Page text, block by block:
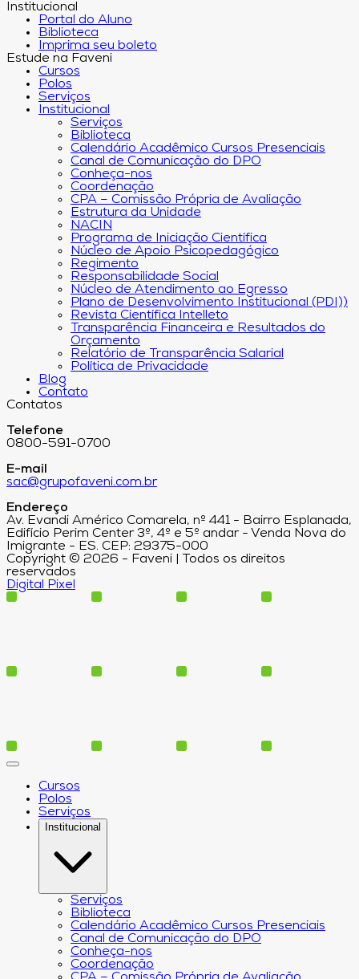
Institucional
Portal do Aluno
Biblioteca
Imprima seu boleto
Estude na Faveni
Cursos
Polos
Serviços
Institucional
Serviços
Biblioteca
Calendário Acadêmico Cursos Presenciais
Canal de Comunicação do DPO
Conheça-nos
Coordenação
CPA – Comissão Própria de Avaliação
Estrutura da Unidade
NACIN
Programa de Iniciação Científica
Núcleo de Apoio Psicopedagógico
Regimento
Responsabilidade Social
Núcleo de Atendimento ao Egresso
Plano de Desenvolvimento Institucional (PDI))
Revista Científica Intelleto
Transparência Financeira e Resultados do
Orçamento
Relatório de Transparência Salarial
Política de Privacidade
Blog
Contato
Contatos
Telefone
0800-591-0700
E-mail
sac@grupofaveni.com.br
Endereço
Av. Evandi Américo Comarela, nº 441 - Bairro Esplanada,
Edifício Perim Center 3º, 4º e 5º andar - Venda Nova do
Imigrante - ES. CEP: 29375-000
Copyright © 2026 - Faveni | Todos os direitos
reservados
Digital Pixel
Cursos
Polos
Serviços
Institucional
Serviços
Biblioteca
Calendário Acadêmico Cursos Presenciais
Canal de Comunicação do DPO
Conheça-nos
Coordenação